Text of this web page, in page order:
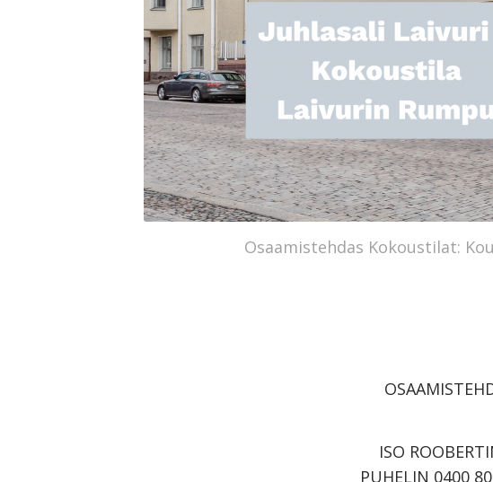
Osaamistehdas Kokoustilat:
ISO
PUHELIN 0400